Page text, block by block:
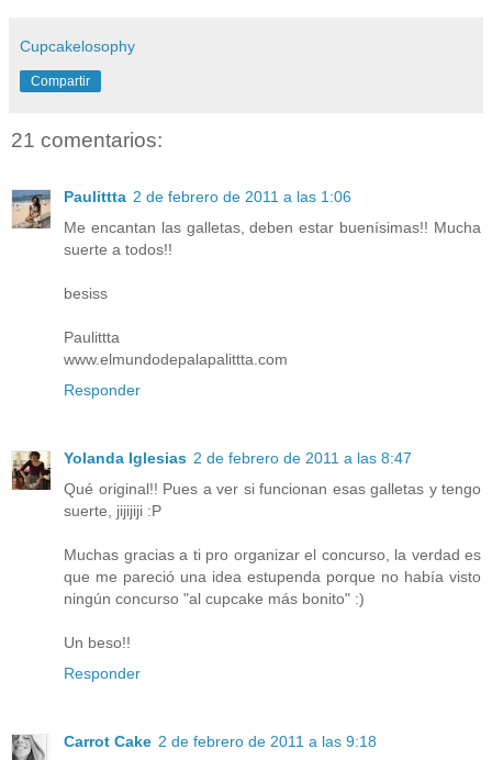
Cupcakelosophy
Compartir
21 comentarios:
Paulittta 2 de febrero de 2011 a las 1:06
Me encantan las galletas, deben estar buenísimas!! Mucha
suerte a todos!!
besiss
Paulittta
www.elmundodepalapalittta.com
Responder
Yolanda Iglesias 2 de febrero de 2011 a las 8:47
Qué original!! Pues a ver si funcionan esas galletas y tengo
suerte, jijijiji :P
Muchas gracias a ti pro organizar el concurso, la verdad es
que me pareció una idea estupenda porque no había visto
ningún concurso "al cupcake más bonito" :)
Un beso!!
Responder
Carrot Cake 2 de febrero de 2011 a las 9:18